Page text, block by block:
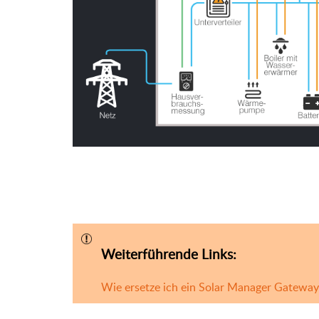
Weiterführende Links:
Wie ersetze ich ein Solar Manager